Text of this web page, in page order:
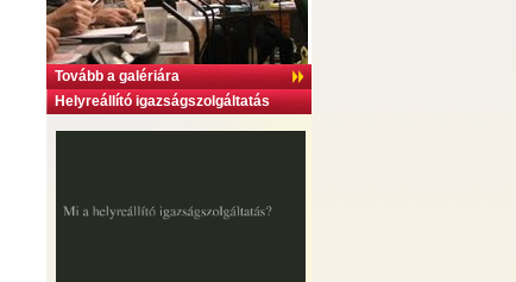
Tovább a galériára
Helyreállító igazságszolgáltatás